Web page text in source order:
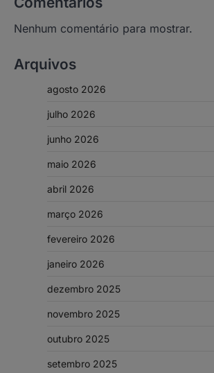
Nenhum comentário para mostrar.
Arquivos
agosto 2026
julho 2026
junho 2026
maio 2026
abril 2026
março 2026
fevereiro 2026
janeiro 2026
dezembro 2025
novembro 2025
outubro 2025
setembro 2025